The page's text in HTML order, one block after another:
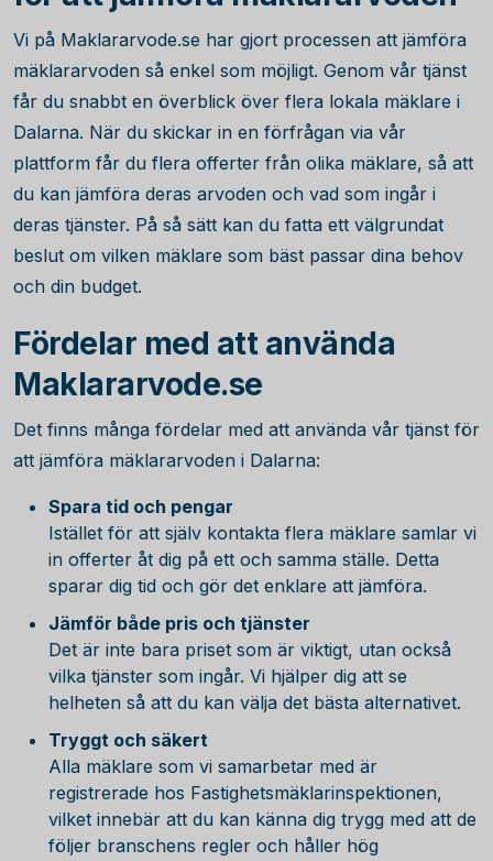
Vi på Maklararvode.se har gjort processen att jämföra
mäklararvoden så enkel som möjligt. Genom vår tjänst
får du snabbt en överblick över flera lokala mäklare i
Dalarna. När du skickar in en förfrågan via vår
plattform får du flera offerter från olika mäklare, så att
du kan jämföra deras arvoden och vad som ingår i
deras tjänster. På så sätt kan du fatta ett välgrundat
beslut om vilken mäklare som bäst passar dina behov
och din budget.
Fördelar med att använda
Maklararvode.se
Det finns många fördelar med att använda vår tjänst för
att jämföra mäklararvoden i Dalarna:
Spara tid och pengar
Istället för att själv kontakta flera mäklare samlar vi
in offerter åt dig på ett och samma ställe. Detta
sparar dig tid och gör det enklare att jämföra.
Jämför både pris och tjänster
Det är inte bara priset som är viktigt, utan också
vilka tjänster som ingår. Vi hjälper dig att se
helheten så att du kan välja det bästa alternativet.
Tryggt och säkert
Alla mäklare som vi samarbetar med är
registrerade hos Fastighetsmäklarinspektionen,
vilket innebär att du kan känna dig trygg med att de
följer branschens regler och håller hög